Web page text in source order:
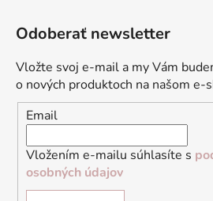
Odoberať newsletter
Vložte svoj e-mail a my Vám
o nových produktoch na našom e-
Email
Vložením e-mailu súhlasíte s
osobných údajov